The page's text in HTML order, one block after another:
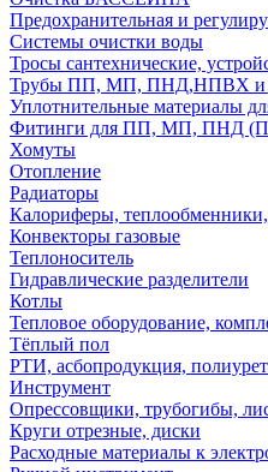
Предохранительная и
Системы очистки воды
Тросы сантехнические,
Трубы ПП, МП, ПНД,НПВХ и
Уплотнительные материалы
Фитинги для ПП, МП, ПНД
Хомуты
Отопление
Радиаторы
Калориферы,
Конвекторы газовые
Теплоноситель
Гидравлические разделители
Котлы
Тепловое оборудование,
Тёплый пол
РТИ, асбопродукция,
Инструмент
Опрессовщики, трубогибы,
Круги отрезные, диски
Расходные материалы к